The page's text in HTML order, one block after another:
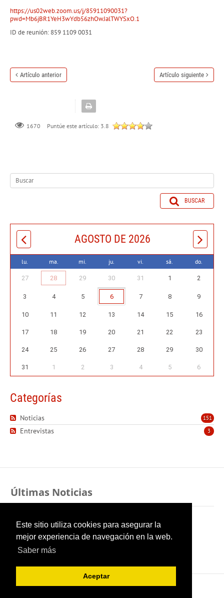
Este sitio utiliza cookies para asegurar la
mejor experiencia de navegación en la web.
Saber más
Aceptar
https://us02web.zoom.us/j/85911090031?
pwd=Mb6jBR1YeH3wYdb56zhOwJalTWYSxO.1
ID de reunión: 859 1109 0031
Artículo anterior Artículo siguiente
1670 Puntúe este artículo: 3.8
BUSCAR
AGOSTO DE 2026
lu. ma. mi. ju. vi. sá. do.
27 28 29 30 31 1 2
3 4 5 6 7 8 9
10 11 12 13 14 15 16
17 18 19 20 21 22 23
24 25 26 27 28 29 30
31 1 2 3 4 5 6
Categorías
151
Noticias
3
Entrevistas
Últimas Noticias
Sexo y pudor indestructible
Cuando la gratitud se cuela por la ventana